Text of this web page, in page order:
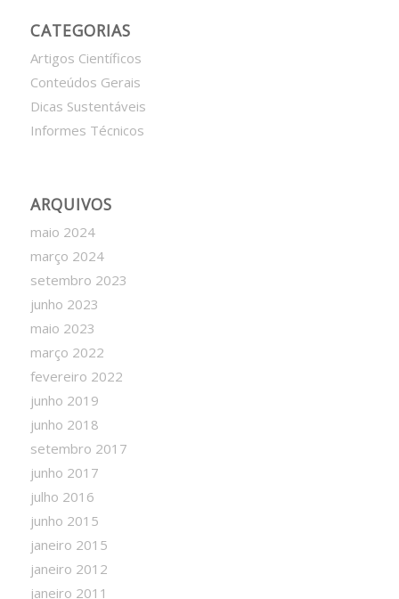
CATEGORIAS
Artigos Científicos
Conteúdos Gerais
Dicas Sustentáveis
Informes Técnicos
ARQUIVOS
maio 2024
março 2024
setembro 2023
junho 2023
maio 2023
março 2022
fevereiro 2022
junho 2019
junho 2018
setembro 2017
junho 2017
julho 2016
junho 2015
janeiro 2015
janeiro 2012
janeiro 2011